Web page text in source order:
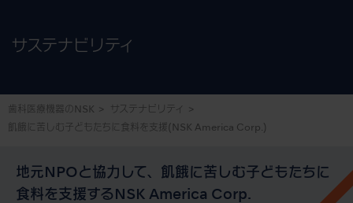
サステナビリティ
歯科医療機器のNSK
サステナビリティ
飢餓に苦しむ子どもたちに食料を支援 (NSK America Corp.)
地元NPOと協力して、飢餓に苦しむ子どもたちに
食料を支援するNSK America Corp.